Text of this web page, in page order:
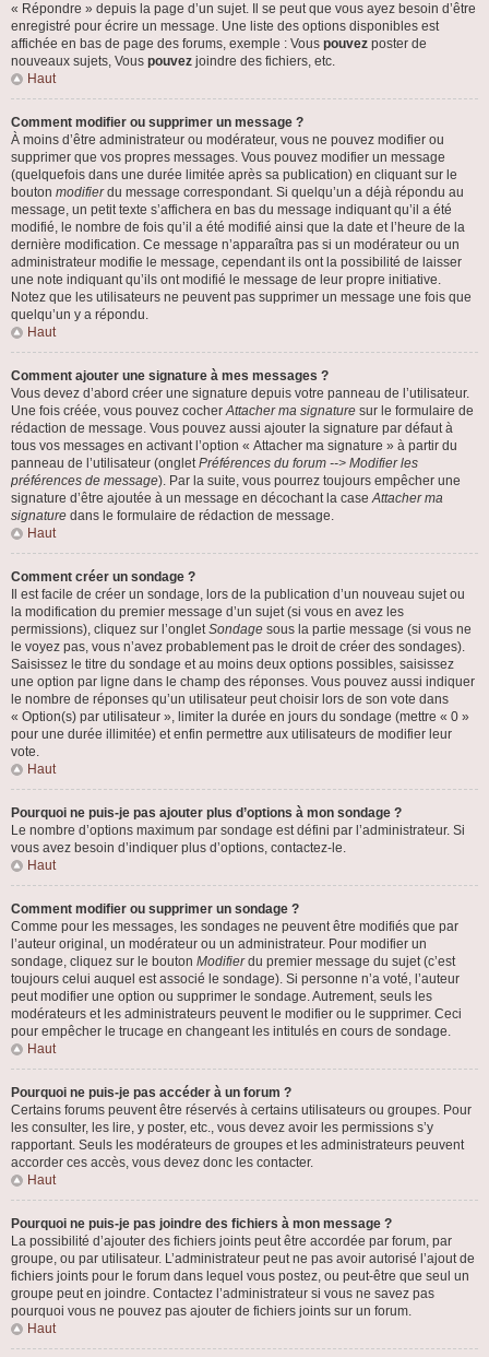
« Répondre » depuis la page d’un sujet. Il se peut que vous ayez besoin d’être
enregistré pour écrire un message. Une liste des options disponibles est
affichée en bas de page des forums, exemple : Vous pouvez poster de
nouveaux sujets, Vous pouvez joindre des fichiers, etc.
Haut
Comment modifier ou supprimer un message ?
À moins d’être administrateur ou modérateur, vous ne pouvez modifier ou
supprimer que vos propres messages. Vous pouvez modifier un message
(quelquefois dans une durée limitée après sa publication) en cliquant sur le
bouton modifierdu message correspondant. Si quelqu’un a déjà répondu au
message, un petit texte s’affichera en bas du message indiquant qu’il a été
modifié, le nombre de fois qu’il a été modifié ainsi que la date et l’heure de la
dernière modification. Ce message n’apparaîtra pas si un modérateur ou un
administrateur modifie le message, cependant ils ont la possibilité de laisser
une note indiquant qu’ils ont modifié le message de leur propre initiative.
Notez que les utilisateurs ne peuvent pas supprimer un message une fois que
quelqu’un y a répondu.
Haut
Comment ajouter une signature à mes messages ?
Vous devez d’abord créer une signature depuis votre panneau de l’utilisateur.
Une fois créée, vous pouvez cocherAttacher ma signature sur le formulaire de
rédaction de message. Vous pouvez aussi ajouter la signature par défaut à
tous vos messages en activant l’option « Attacher ma signature » à partir du
panneau de l’utilisateur (ongletPréférences du forum --> Modifier les
préférences de message). Par la suite, vous pourrez toujours empêcher une
signature d’être ajoutée à un message en décochant la caseAttacher ma
signature dans le formulaire de rédaction de message.
Haut
Comment créer un sondage ?
Il est facile de créer un sondage, lors de la publication d’un nouveau sujet ou
la modification du premier message d’un sujet (si vous en avez les
permissions), cliquez sur l’ongletSondage sous la partie message (si vous ne
le voyez pas, vous n’avez probablement pas le droit de créer des sondages).
Saisissez le titre du sondage et au moins deux options possibles, saisissez
une option par ligne dans le champ des réponses. Vous pouvez aussi indiquer
le nombre de réponses qu’un utilisateur peut choisir lors de son vote dans
« Option(s) par utilisateur », limiter la durée en jours du sondage (mettre « 0 »
pour une durée illimitée) et enfin permettre aux utilisateurs de modifier leur
vote.
Haut
Pourquoi ne puis-je pas ajouter plus d’options à mon sondage ?
Le nombre d’options maximum par sondage est défini par l’administrateur. Si
vous avez besoin d’indiquer plus d’options, contactez-le.
Haut
Comment modifier ou supprimer un sondage ?
Comme pour les messages, les sondages ne peuvent être modifiés que par
l’auteur original, un modérateur ou un administrateur. Pour modifier un
sondage, cliquez sur le bouton Modifierdu premier message du sujet (c’est
toujours celui auquel est associé le sondage). Si personne n’a voté, l’auteur
peut modifier une option ou supprimer le sondage. Autrement, seuls les
modérateurs et les administrateurs peuvent le modifier ou le supprimer. Ceci
pour empêcher le trucage en changeant les intitulés en cours de sondage.
Haut
Pourquoi ne puis-je pas accéder à un forum ?
Certains forums peuvent être réservés à certains utilisateurs ou groupes. Pour
les consulter, les lire, y poster, etc., vous devez avoir les permissions s’y
rapportant. Seuls les modérateurs de groupes et les administrateurs peuvent
accorder ces accès, vous devez donc les contacter.
Haut
Pourquoi ne puis-je pas joindre des fichiers à mon message ?
La possibilité d’ajouter des fichiers joints peut être accordée par forum, par
groupe, ou par utilisateur. L’administrateur peut ne pas avoir autorisé l’ajout de
fichiers joints pour le forum dans lequel vous postez, ou peut-être que seul un
groupe peut en joindre. Contactez l’administrateur si vous ne savez pas
pourquoi vous ne pouvez pas ajouter de fichiers joints sur un forum.
Haut